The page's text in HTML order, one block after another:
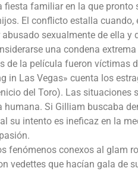
fiesta familiar en la que
El conflicto estalla
sexualmente de ella y
una condena
de la película fueron víctimas
in Las Vegas» cuenta los
del Toro). Las situaciones
Si Gilliam buscaba
su intento es ineficaz en la
fenómenos conexos al glam
vedettes que hacían gala de